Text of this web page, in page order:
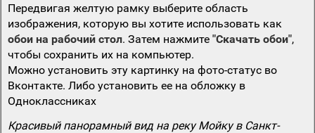
Передвигая желтую рамку выберите область
изображения, которую вы хотите использовать как
обои на рабочий стол. Затем нажмите "Скачать обои",
чтобы сохранить их на компьютер.
Можно установить эту картинку на фото-статус во
Вконтакте. Либо установить ее на обложку в
Одноклассниках
Красивый панорамный вид на реку Мойку в Санкт-